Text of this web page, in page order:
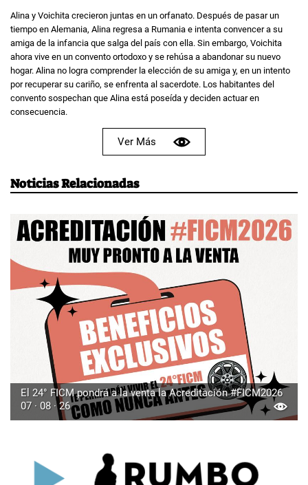
Alina y Voichita crecieron juntas en un orfanato. Después de pasar un
tiempo en Alemania, Alina regresa a Rumania e intenta convencer a su
amiga de la infancia que salga del país con ella. Sin embargo, Voichita
ahora vive en un convento ortodoxo y se rehúsa a abandonar su nuevo
hogar. Alina no logra comprender la elección de su amiga y, en un intento
por recuperar su cariño, se enfrenta al sacerdote. Los habitantes del
convento sospechan que Alina está poseída y deciden actuar en
consecuencia.
Ver Más
Noticias Relacionadas
El 24° FICM pondrá a la venta la Acreditación #FICM2026
07 · 08 · 26